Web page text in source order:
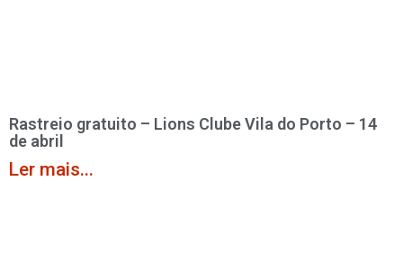
Rastreio gratuito – Lions Clube Vila do Porto – 14
de abril
Ler mais...